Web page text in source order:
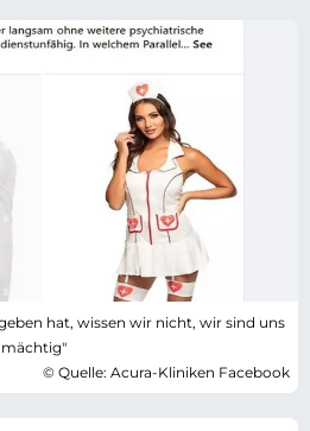
hat, wissen wir nicht, wir sind uns
mächtig"
© Quelle: Acura-Kliniken Facebook